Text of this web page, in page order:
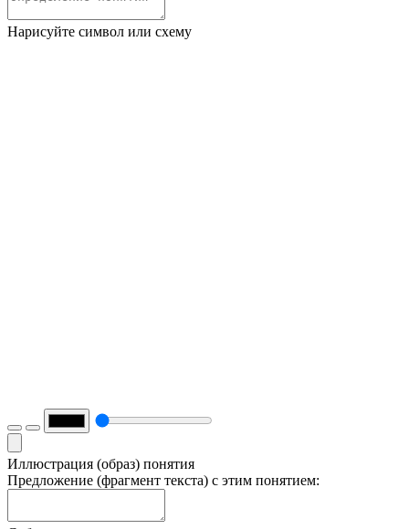
Нарисуйте символ или схему
Иллюстрация (образ) понятия
Предложение (фрагмент текста) с этим понятием: